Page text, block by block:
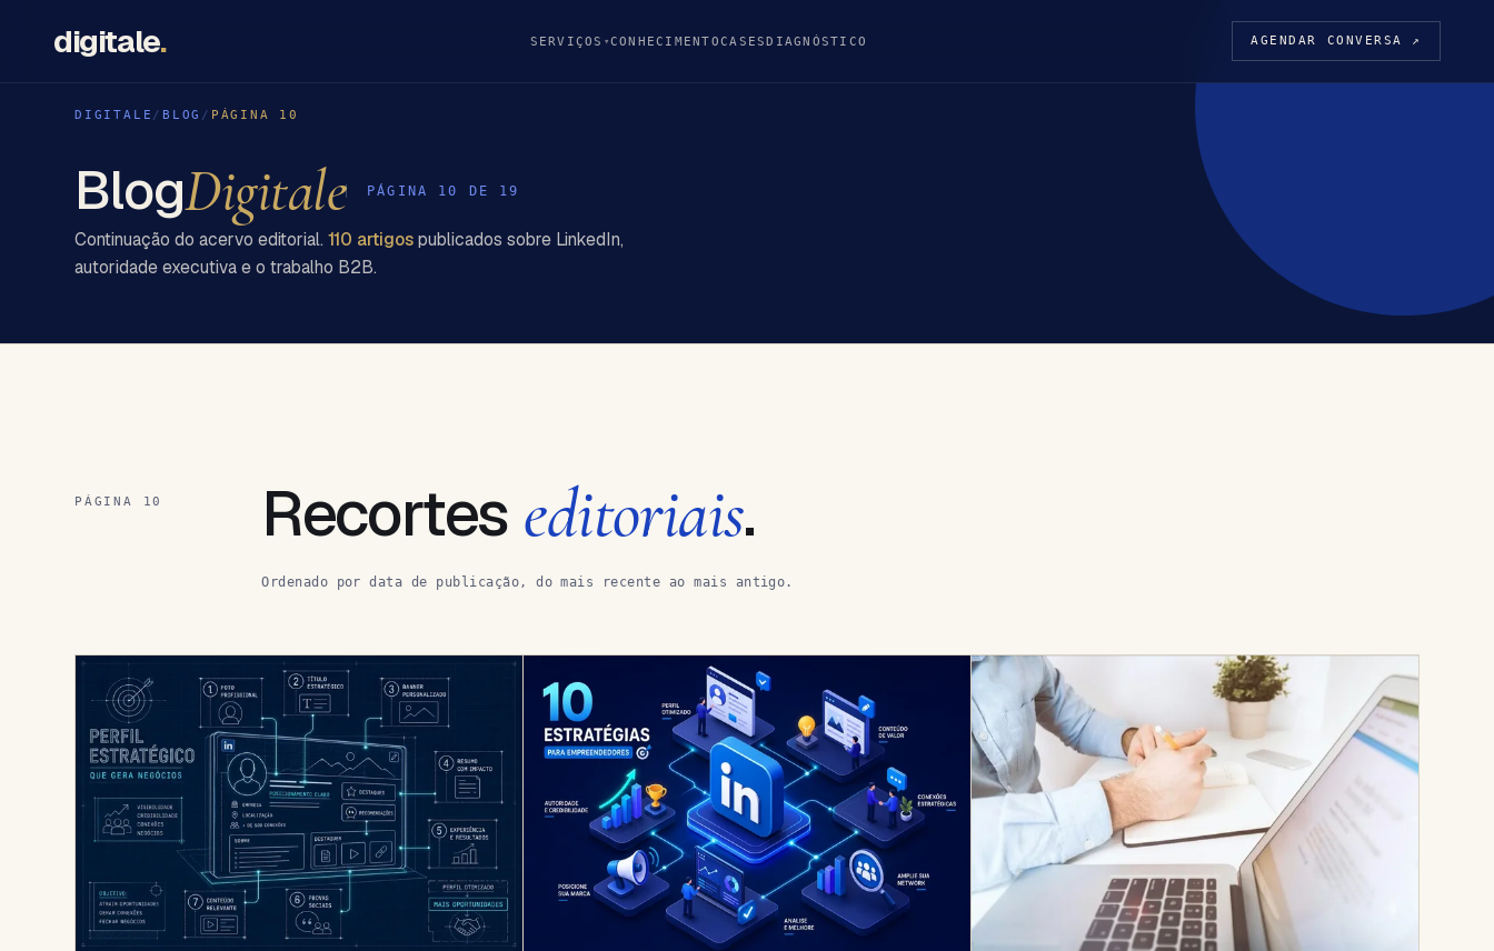
digitale. SERVIÇOS ▾ CONHECIMENTOCASESDIAGNÓSTICO AGENDAR CONVERSA ↗
DIGITALE / BLOG / PÁGINA 10
BlogDigitale PÁGINA 10 DE 19
Continuação do acervo editorial.110 artigospublicados sobre LinkedIn,
autoridade executiva e o trabalho B2B.
PÁGINA 10 Recortes editoriais.
Ordenado por data de publicação, do mais recente ao mais antigo.